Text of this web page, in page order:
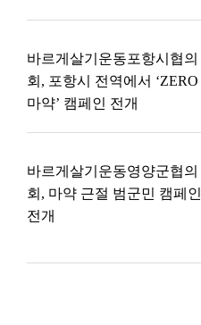
바르게살기운동포항시협의
회, 포항시 전역에서 ‘ZERO
마약’ 캠페인 전개
바르게살기운동영양군협의
회, 마약 근절 범군민 캠페인
전개